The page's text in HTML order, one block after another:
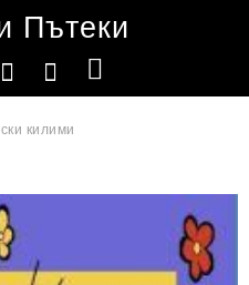
Пътеки
килими